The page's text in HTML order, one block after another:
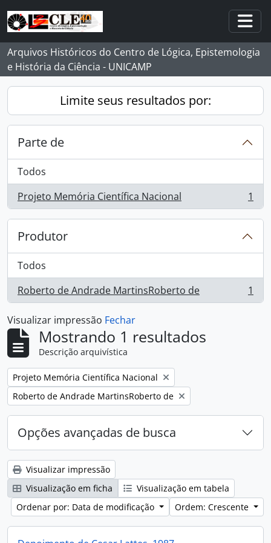
Skip to main content
Arquivos Históricos do Centro de Lógica, Epistemologia
e História da Ciência - UNICAMP
Limite seus resultados por:
Parte de
Todos
Projeto Memória Científica Nacional
, 1 resultados 1
Produtor
Todos
Roberto de Andrade MartinsRoberto de
, 1 resultados 1
Visualizar impressão Fechar
Mostrando 1 resultados
Descrição arquivística
Remover filtro:
Projeto Memória Científica Nacional
Remover filtro:
Roberto de Andrade MartinsRoberto de
Opções avançadas de busca
Visualizar impressão
Visualização em ficha
Visualização em tabela
Ordenar por: Data de modificação
Ordem: Crescente